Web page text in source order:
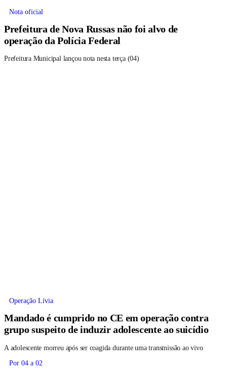
Nota oficial
Prefeitura de Nova Russas não foi alvo de
operação da Polícia Federal
Prefeitura Municipal lançou nota nesta terça (04)
Operação Lívia
Mandado é cumprido no CE em operação contra
grupo suspeito de induzir adolescente ao suicídio
A adolescente morreu após ser coagida durante uma transmissão ao vivo
Por 04 a 02